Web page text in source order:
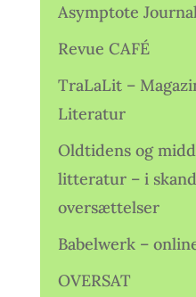
Asymptote
Revue CAFÉ
TraLaLit –
Literatur
Oldtidens og
litteratur – i
oversættelser
Babelwerk –
OVERSAT